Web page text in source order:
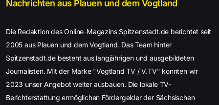
Nachrichten aus Plauen und dem Vogtland
Die Redaktion des Online-Magazins Spitzenstadt.de berichtet seit
2005 aus Plauen und dem Vogtland. Das Team hinter
Spitzenstadt.de besteht aus langjährigen und ausgebildeten
Journalisten. Mit der Marke "Vogtland TV / V.TV" konnten wir
2023 unser Angebot weiter ausbauen. Die lokale TV-
Berichterstattung ermöglichen Fördergelder der Sächsischen